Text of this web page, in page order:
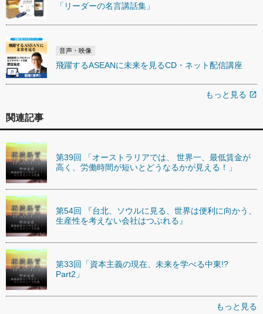
「リーダーの名言講話集」
音声・映像
飛躍するASEANに未来を見るCD・ネット配信講座
もっと見る open_in_new
関連記事
第39回 「オーストラリアでは、 世界一、最低賃金が
高く、労働時間が短いとどうなるかが見える！」
第54回 『台北、ソウルに見る、世界は便利に向かう、
生産性を考えない会社はつぶれる』
第33回「資本主義の現在、未来を学べる中東!?
Part2」
もっと見る